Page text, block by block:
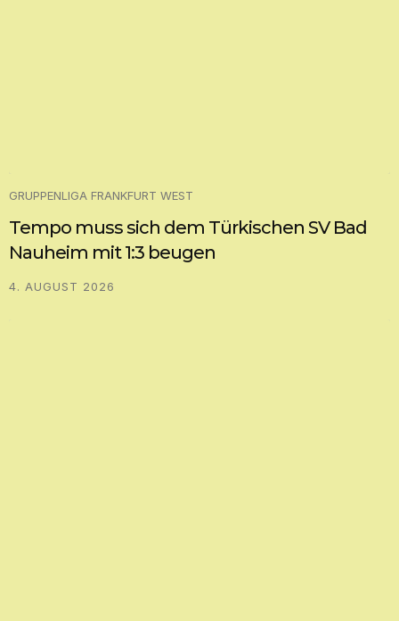
GRUPPENLIGA FRANKFURT WEST
Tempo muss sich dem Türkischen SV Bad
Nauheim mit 1:3 beugen
4. AUGUST 2026